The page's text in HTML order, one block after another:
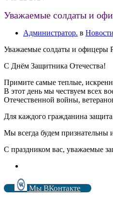
Уважаемые солдаты и
Администратор. в Новости
Уважаемые солдаты и офицеры
С Днём Защитника Отечества!
Примите самые теплые,
В этот день мы чествуем всех
Отечественной войны,
Для каждого гражданина
Мы всегда будем признательны
С праздником вас, уважаемые
Мы ВКонтакте